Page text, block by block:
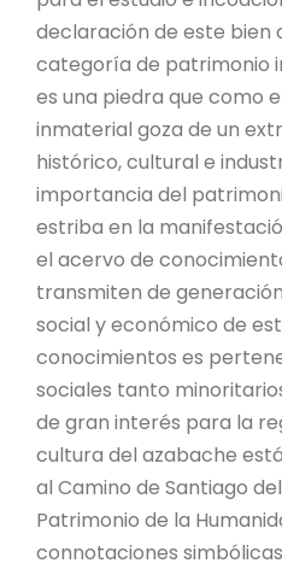
declaración de este bien
categoría de patrimonio
es una piedra que como
inmaterial goza de un
histórico, cultural e
importancia del
estriba en la
el acervo de
transmiten de
social y económico de
conocimientos es
sociales tanto
de gran interés para la
cultura del azabache
al Camino de Santiago
Patrimonio de la
connotaciones